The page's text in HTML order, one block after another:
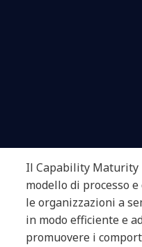
Il Capability
modello di processo
le organizzazioni a
in modo efficiente e
promuovere i